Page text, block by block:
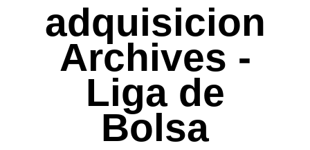
adquisicion
Archives -
Liga de
Bolsa